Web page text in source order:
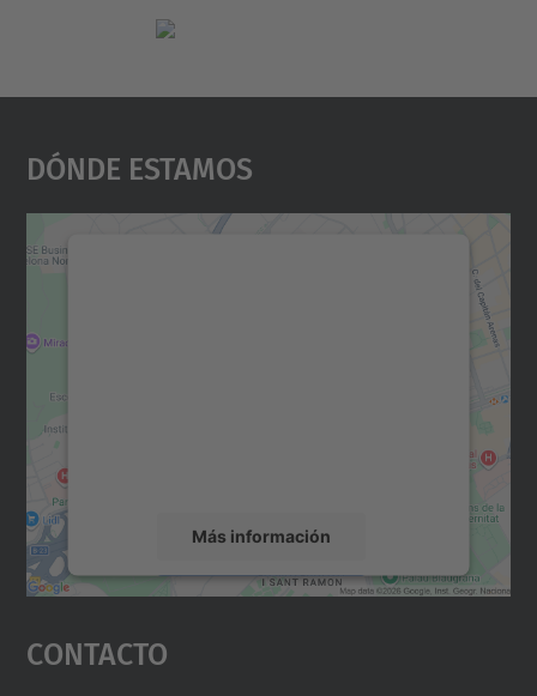
Dónde Estamos
Más información
Aceptar
powered by
Contacto